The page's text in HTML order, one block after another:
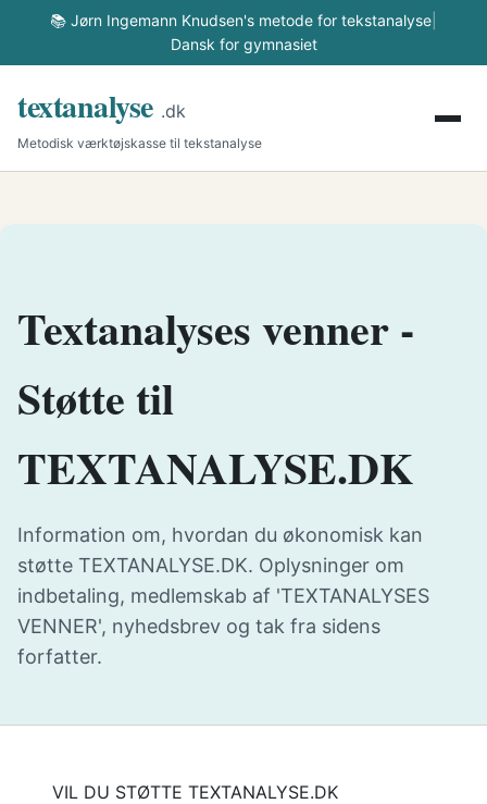
📚 Jørn Ingemann Knudsen's metode for tekstanalyse
Dansk for gymnasiet
textanalyse .dk
Metodisk værktøjskasse til tekstanalyse
Textanalyses venner -
Støtte til
TEXTANALYSE.DK
Information om, hvordan du økonomisk kan
støtte TEXTANALYSE.DK. Oplysninger om
indbetaling, medlemskab af 'TEXTANALYSES
VENNER', nyhedsbrev og tak fra sidens
forfatter.
VIL DU STØTTE TEXTANALYSE.DK